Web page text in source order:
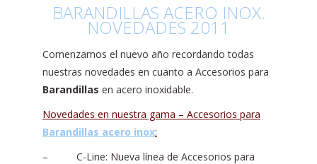
BARANDILLAS ACERO INOX.
NOVEDADES 2011
Comenzamos el nuevo año recordando todas
nuestras novedades en cuanto a Accesorios para
Barandillas en acero inoxidable.
Novedades en nuestra gama – Accesorios para
Barandillas acero inox:
– C-Line: Nueva línea de Accesorios para